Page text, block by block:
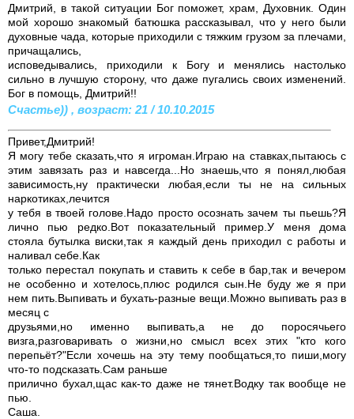
Дмитрий, в такой ситуации Бог поможет, храм, Духовник. Один
мой хорошо знакомый батюшка рассказывал, что у него были
духовные чада, которые приходили с тяжким грузом за плечами,
причащались,
исповедывались, приходили к Богу и менялись настолько
сильно в лучшую сторону, что даже пугались своих изменений.
Бог в помощь, Дмитрий!!
Счастье)) , возраст: 21 / 10.10.2015
Привет,Дмитрий!
Я могу тебе сказать,что я игроман.Играю на ставках,пытаюсь с
этим завязать раз и навсегда...Но знаешь,что я понял,любая
зависимость,ну практически любая,если ты не на сильных
наркотиках,лечится
у тебя в твоей голове.Надо просто осознать зачем ты пьешь?Я
лично пью редко.Вот показательный пример.У меня дома
стояла бутылка виски,так я каждый день приходил с работы и
наливал себе.Как
только перестал покупать и ставить к себе в бар,так и вечером
не особенно и хотелось,плюс родился сын.Не буду же я при
нем пить.Выпивать и бухать-разные вещи.Можно выпивать раз в
месяц с
друзьями,но именно выпивать,а не до поросячьего
визга,разговаривать о жизни,но смысл всех этих "кто кого
перепьёт?"Если хочешь на эту тему пообщаться,то пиши,могу
что-то подсказать.Сам раньше
прилично бухал,щас как-то даже не тянет.Водку так вообще не
пью.
Саша.